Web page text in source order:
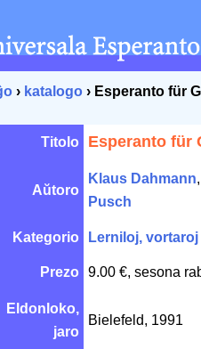
› katalogo › Esperanto für
Titolo Esperanto für
Aŭtoro
Klaus Dahmann
Pusch
Kategorio Lerniloj, vortaroj
Prezo 9.00 €, sesona
Eldonloko,
jaro
Bielefeld, 1991